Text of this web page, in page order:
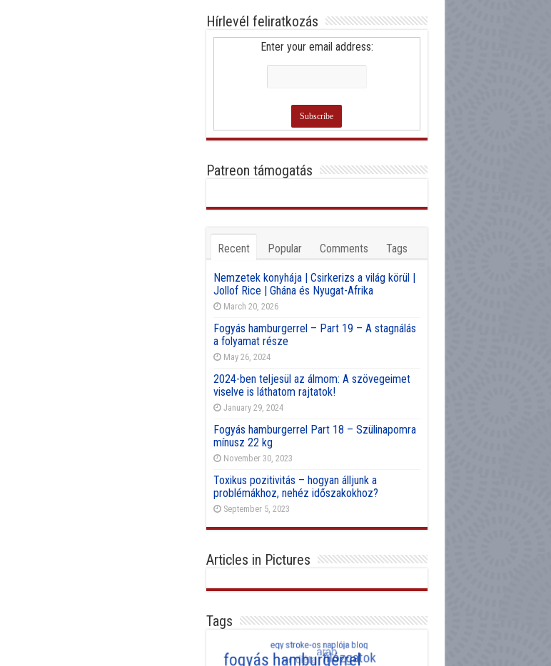
Hírlevél feliratkozás
Enter your email address:
Patreon támogatás
Recent Popular Comments Tags
Nemzetek konyhája | Csirkerizs a világ körül |
Jollof Rice | Ghána és Nyugat-Afrika
March 20, 2026
Fogyás hamburgerrel – Part 19 – A stagnálás
a folyamat része
May 26, 2024
2024-ben teljesül az álmom: A szövegeimet
viselve is láthatom rajtatok!
January 29, 2024
Fogyás hamburgerrel Part 18 – Szülinapomra
mínusz 22 kg
November 30, 2023
Toxikus pozitivitás – hogyan álljunk a
problémákhoz, nehéz időszakokhoz?
September 5, 2023
Articles in Pictures
Tags